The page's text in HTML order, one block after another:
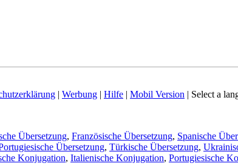
| Werbung | Hilfe | Mobil Version | Select a
Übersetzung, Französische Übersetzung, Spanische
Übersetzung, Türkische Übersetzung,
Konjugation, Italienische Konjugation, Portugiesische